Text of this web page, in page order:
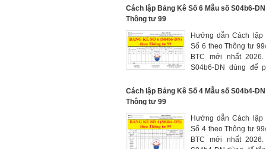
phẩm hoặc hàng
hóa", TK 158 "Hàng
bảo thuế")
Cách lập Bảng Kê Số 6 Mẫu số S04b6-
Thông tư 99
Hướng dẫn Cách lập
Số 6 theo Thông tư
BTC mới nhất
S04b6-DN dùng để
phân bổ (TK 242
TK 356 "Quỹ phát triển
và công nghệ")
Cách lập Bảng Kê Số 4 Mẫu số S04b4-
Thông tư 99
Hướng dẫn Cách lập
Số 4 theo Thông tư
BTC mới nhất